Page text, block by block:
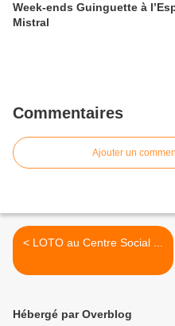
Week-ends Guinguette à
Mistral
Commentaires
Ajouter un
< LOTO au Centre Social ...
Hébergé par Overblog